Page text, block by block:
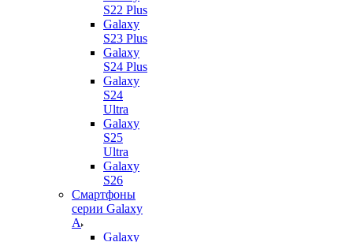
S22 Plus
Galaxy
S23 Plus
Galaxy
S24 Plus
Galaxy
S24
Ultra
Galaxy
S25
Ultra
Galaxy
S26
Смартфоны
серии Galaxy
A
Galaxy